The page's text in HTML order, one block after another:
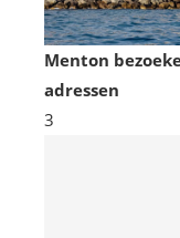
Menton
adressen
3